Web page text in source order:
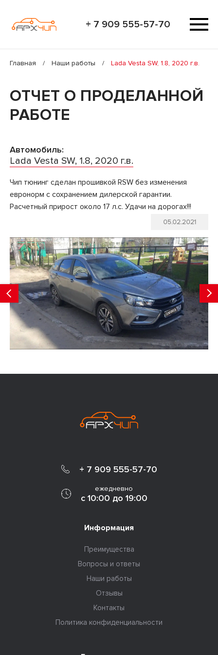
+ 7 909 555-57-70
Главная / Наши работы / Lada Vesta SW, 1.8, 2020 г.в.
ОТЧЕТ О ПРОДЕЛАННОЙ
РАБОТЕ
Автомобиль:
Lada Vesta SW, 1.8, 2020 г.в.
Чип тюнинг сделан прошивкой RSW без изменения
евронорм с сохранением дилерской гарантии.
Расчетный прирост около 17 л.с. Удачи на дорогах!!!
05.02.2021
+ 7 909 555-57-70
ежедневно
с 10:00 до 19:00
Информация
Преимущества
Вопросы и ответы
Наши работы
Отзывы
Контакты
Политика конфиденциальности